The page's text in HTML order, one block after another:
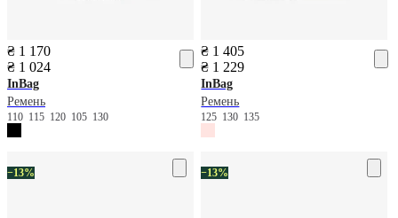
₴ 1 170
₴ 1 024
InBag
Ремень
110 115 120 105 130
₴ 1 405
₴ 1 229
InBag
Ремень
125 130 135
−13% −13%